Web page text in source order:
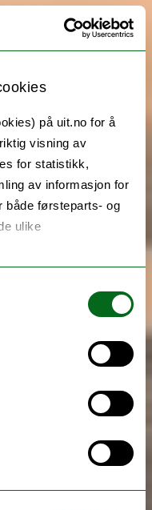
på uit.no for å
visning av
for statistikk,
av informasjon for
både førsteparts- og
ulike